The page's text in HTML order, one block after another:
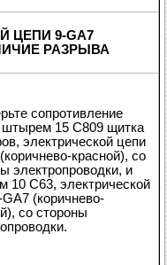
ЦЕПИ 9-GA7
РАЗРЫВА
сопротивление
15 C809 щитка
электрической цепи
красной), со
электропроводки, и
10 C63, электрической
(коричнево-
со стороны